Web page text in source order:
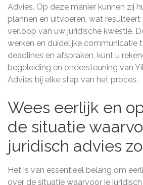
Advies. Op deze manier kunnen zij
plannen en uitvoeren, wat resulteert
verloop van uw juridische kwestie.
werken en duidelijke communicatie
deadlines en afspraken, kunt u
begeleiding en ondersteuning van
Advies bij elke stap van het proces.
Wees eerlijk en
de situatie
juridisch advies
Het is van essentieel belang om
over de situatie waarvoor je